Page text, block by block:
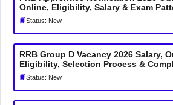
Online, Eligibility, Salary & Exam
Status: New
RRB Group D Vacancy 2026 Salary,
Eligibility, Selection Process &
Status: New